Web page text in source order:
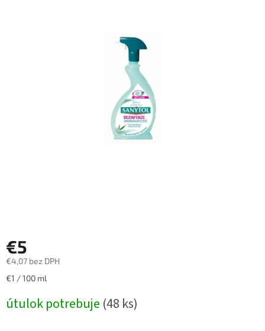
€5
€4,07 bez DPH
Jednotková
€1 / 100 ml
útulok potrebuje (48 ks)